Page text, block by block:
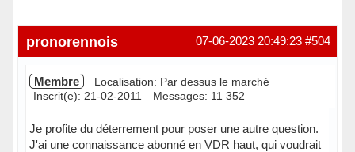
#504
07-06-2023 20:49:23
pronorennois
Membre
Localisation: Par dessus le marché
Inscrit(e): 21-02-2011
Messages: 11 352
Je profite du déterrement pour poser une autre question.
J'ai une connaissance abonné en VDR haut, qui voudrait